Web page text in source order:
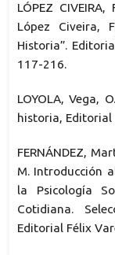
LÓPEZ
López Civeira,
Historia”.
117-216.
LOYOLA, Vega,
historia, Editorial
FERNÁNDEZ,
M. Introducción
la Psicología
Cotidiana.
Editorial Félix